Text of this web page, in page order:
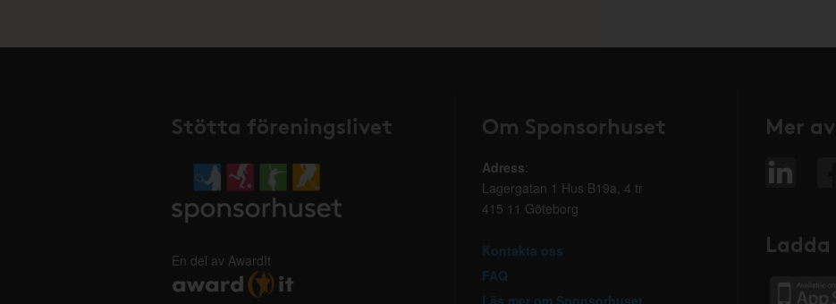
Stötta föreningslivet
En del av AwardIt
Om Sponsorhuset
Adress:
Lagergatan 1 Hus B19a, 4 tr
415 11 Göteborg
Kontakta oss
FAQ
Läs mer om Sponsorhuset
Mer